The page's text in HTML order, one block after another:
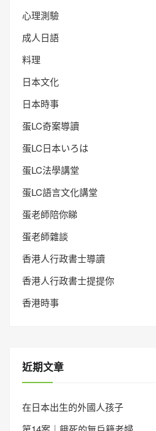
心理測驗
成人日語
料理
日本文化
日本時事
蛋LC奇案導讀
蛋LC日本いろは
蛋LC法學講堂
蛋LC語言文化講堂
蛋老師陪你睇
蛋老師雜談
香港人行政書士導讀
香港人行政書士提提你
香港時事
近期文章
在日本出生的外國人孩子